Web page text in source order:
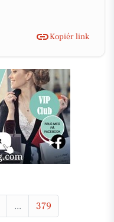
Kopiér link
... 379